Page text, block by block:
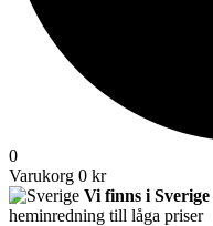
0
Varukorg 0 kr
Vi finns i Sverige
heminredning till låga priser